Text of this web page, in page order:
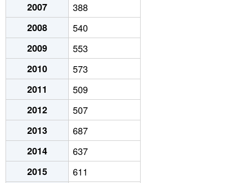
2007
388
2008
540
2009
553
2010
573
2011
509
2012
507
2013
687
2014
637
2015
611